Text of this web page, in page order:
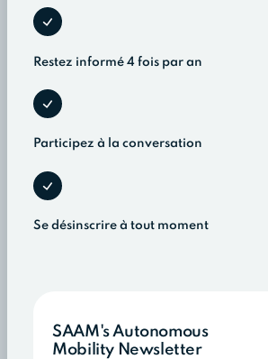
Restez informé 4 fois par an
Participez à la conversation
Se désinscrire à tout moment
SAAM's Autonomous
Mobility Newsletter